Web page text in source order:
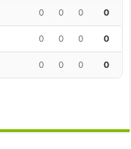
0 0 0 0
0 0 0 0
0 0 0
0